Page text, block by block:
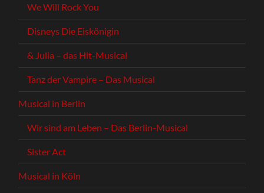
We Will Rock You
Disneys Die Eiskönigin
& Julia – das Hit-Musical
Tanz der Vampire – Das Musical
Musical in Berlin
Wir sind am Leben – Das Berlin-Musical
Sister Act
Musical in Köln